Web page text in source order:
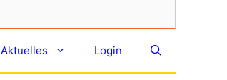
Aktuelles Login